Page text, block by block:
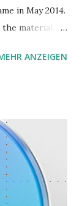
in May 2014.
material.
of
ANZEIGEN